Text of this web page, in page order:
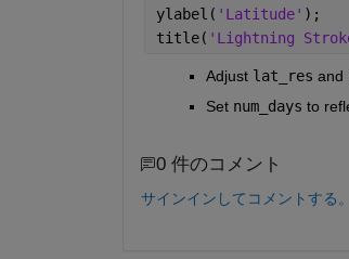
ylabel( 'Latitude' );
title( 'Lightning
Adjust lat_res and
Set num_days to
0 件のコメント
サインインしてコメントする。